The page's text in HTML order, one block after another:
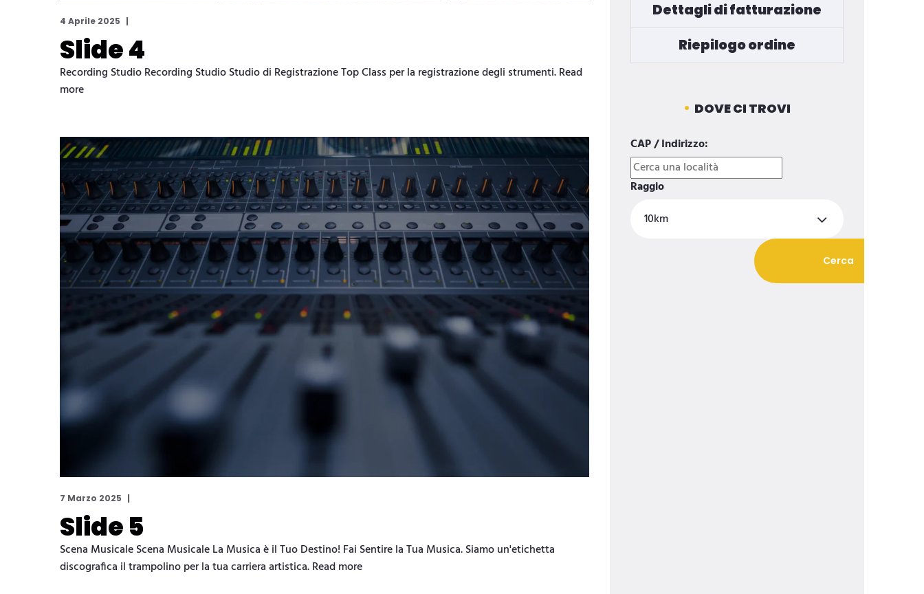
4 Aprile 2025
Slide 4
Recording Studio Recording Studio Studio di Registrazione Top Class per la registrazione degli strumenti. Read
more
7 Marzo 2025
Slide 5
Scena Musicale Scena Musicale La Musica è il Tuo Destino! Fai Sentire la Tua Musica. Siamo un'etichetta
discografica il trampolino per la tua carriera artistica. Read more
Dettagli di fatturazione
Riepilogo ordine
DOVE CI TROVI
CAP / Indirizzo:
Raggio